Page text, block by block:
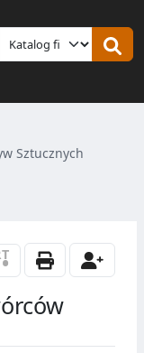
Sztucznych
•